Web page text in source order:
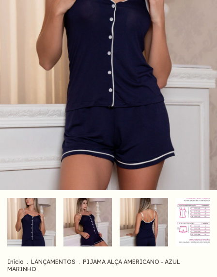
Início . LANÇAMENTOS . PIJAMA ALÇA AMERICANO - AZUL
MARINHO